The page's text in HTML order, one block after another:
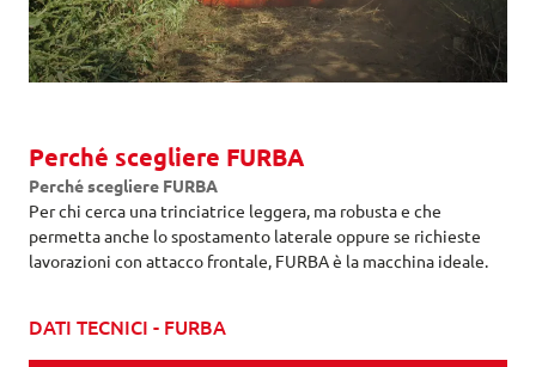
Perché scegliere FURBA
Perché scegliere FURBA
Per chi cerca una trinciatrice leggera, ma robusta e che
permetta anche lo spostamento laterale oppure se richieste
lavorazioni con attacco frontale, FURBA è la macchina ideale.
DATI TECNICI - FURBA